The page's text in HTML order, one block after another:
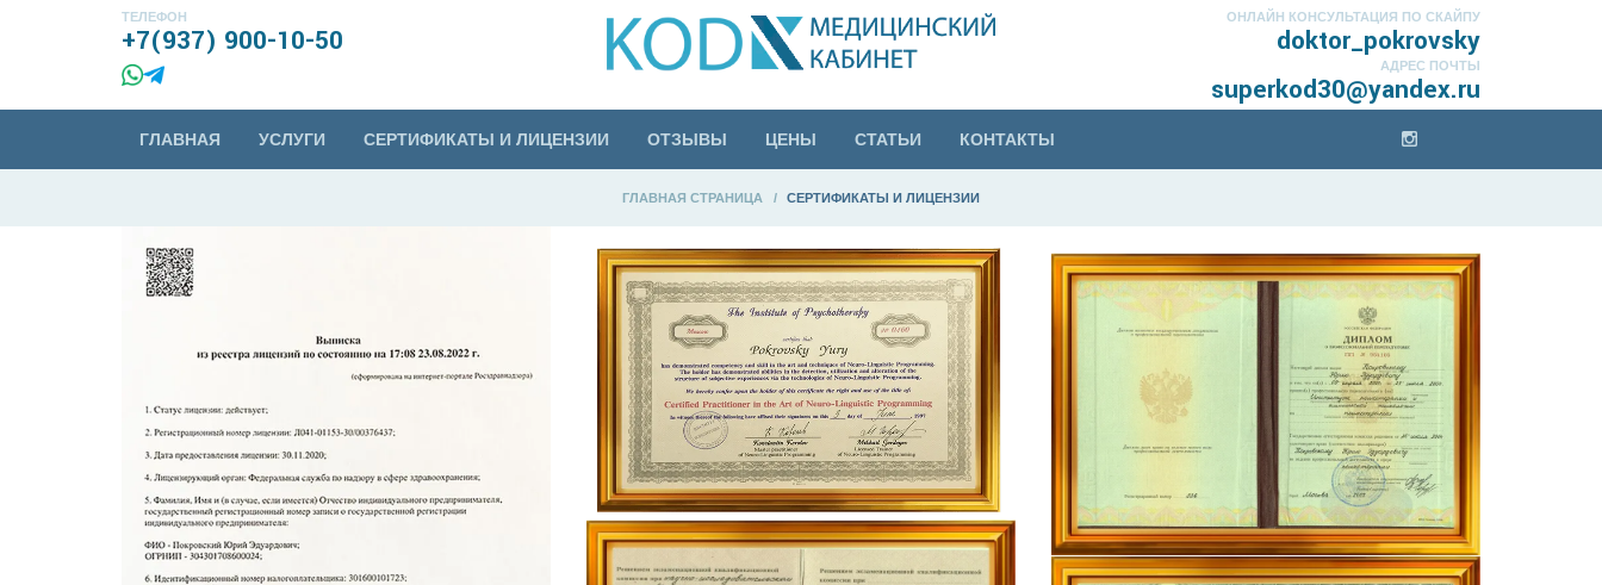
ТЕЛЕФОН
+7(937) 900-10-50
ОНЛАЙН КОНСУЛЬТАЦИЯ ПО СКАЙПУ
doktor_pokrovsky
АДРЕС ПОЧТЫ
superkod30@yandex.ru
ГЛАВНАЯ УСЛУГИ СЕРТИФИКАТЫ И ЛИЦЕНЗИИ ОТЗЫВЫ ЦЕНЫ СТАТЬИ КОНТАКТЫ
ГЛАВНАЯ СТРАНИЦА СЕРТИФИКАТЫ И ЛИЦЕНЗИИ